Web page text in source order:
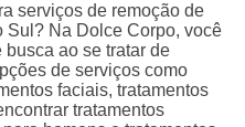
serviços de remoção de
Sul? Na Dolce Corpo, você
ao se tratar de
de serviços como
faciais, tratamentos
tratamentos